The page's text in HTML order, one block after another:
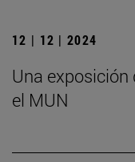
12 | 12 | 2024
Una exposición
el MUN